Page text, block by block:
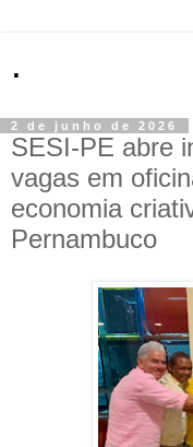
.
2 de junho de 2026
SESI-PE abre
vagas em
economia
Pernambuco